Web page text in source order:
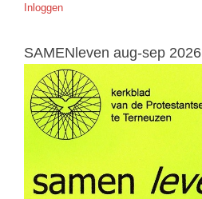
Inloggen
SAMENleven aug-sep 2026